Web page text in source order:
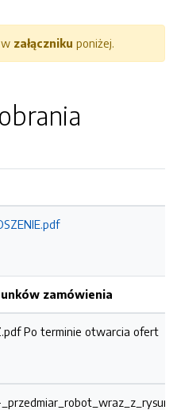
w załączniku poniżej.
zamówienia
Po terminie otwarcia ofert